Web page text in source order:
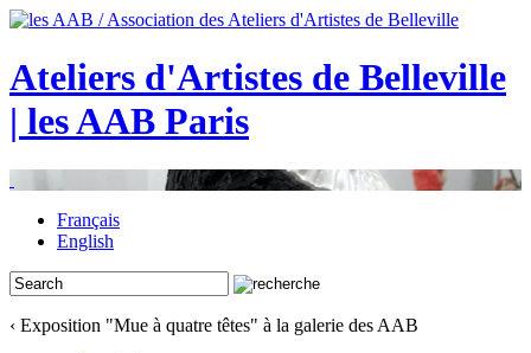
Ateliers d'Artistes de Belleville
| les AAB Paris
Français
English
‹ Exposition "Mue à quatre têtes" à la galerie des AAB